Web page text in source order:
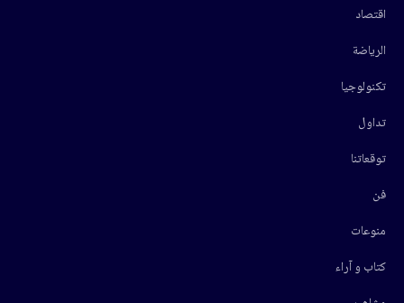
اقتصاد
الرياضة
تكنولوجيا
تداول
توقعاتنا
فن
منوعات
كتاب و آراء